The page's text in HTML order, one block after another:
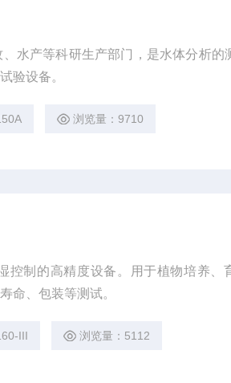
水产等科研生产部门，是水体分析的
验设备。
浏览量：9710
控制的高精度设备。用于植物培养、
命、包装等测试。
III 浏览量：5112